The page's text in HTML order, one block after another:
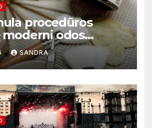
procedūros
moderni odos
sistema
SANDRA